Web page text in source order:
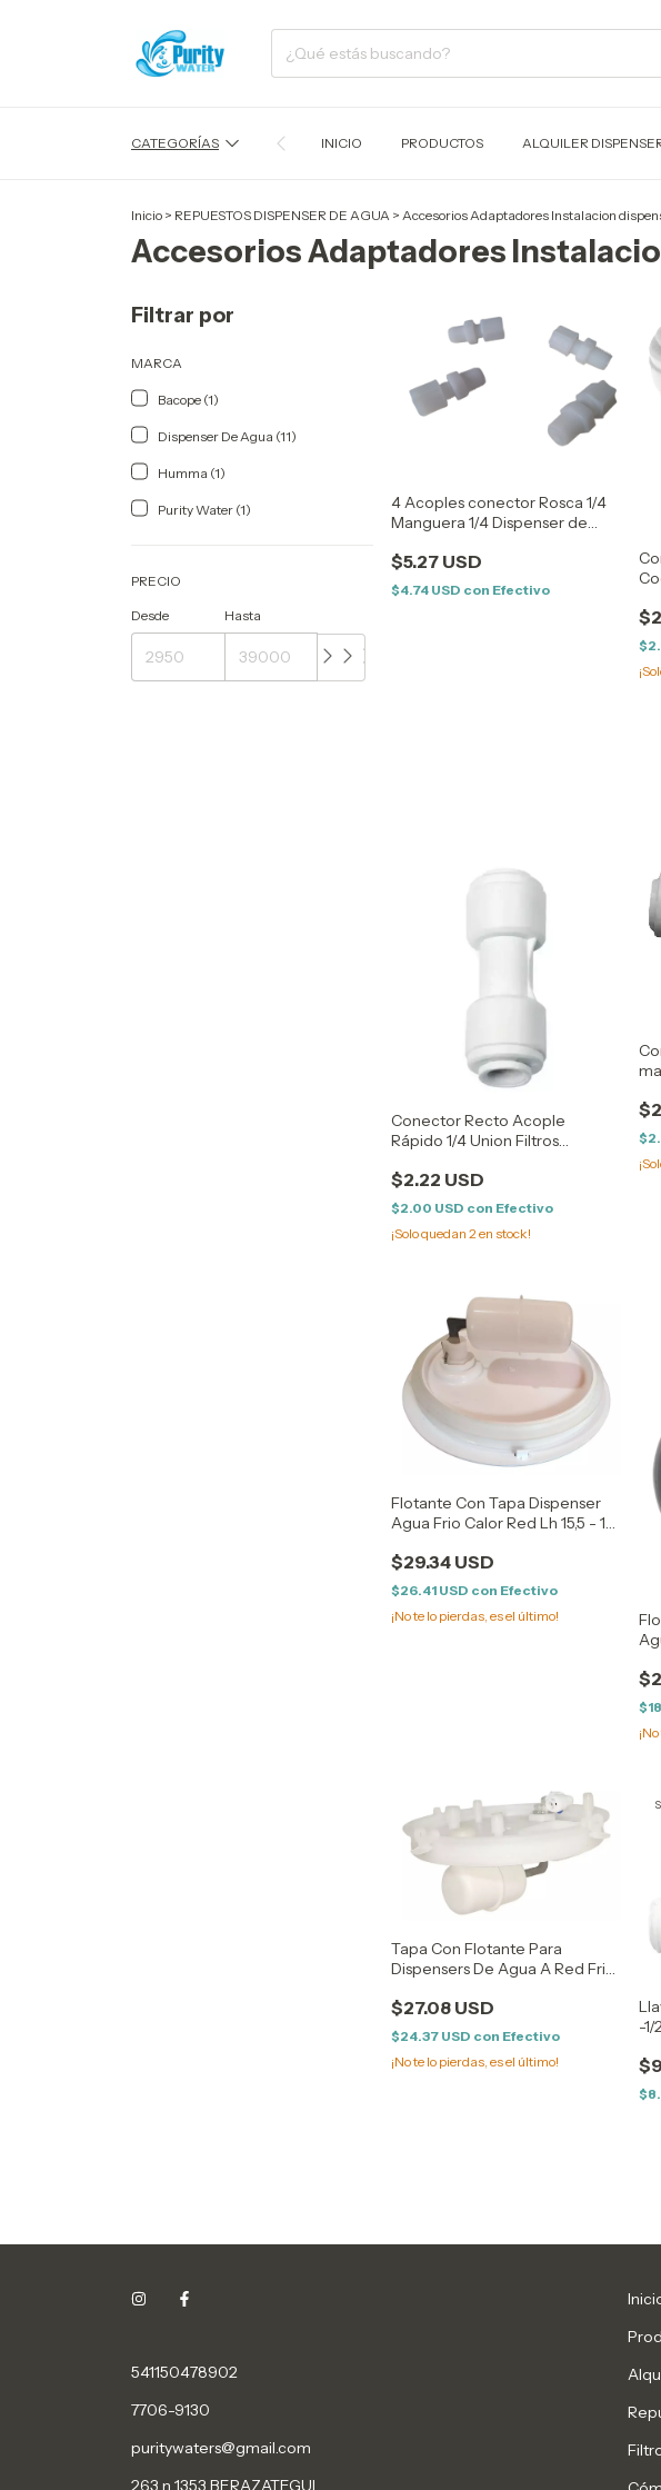
CATEGORÍAS INICIO PRODUCTOS ALQUILER
Inicio > REPUESTOS DISPENSER DE AGUA > Accesorios Adaptadores Instalacion
Accesorios Adaptadores
Filtrar por
MARCA
Bacope (1)
Dispenser De Agua (11)
Humma (1)
Purity Water (1)
PRECIO
Desde Hasta
4 Acoples conector Rosca 1/4
Manguera 1/4 Dispenser de
$5.27 USD
$4.74 USD con Efectivo
Conector Recto Acople
Rápido 1/4 Union Filtros
$2.22 USD
$2.00 USD con Efectivo
¡Solo quedan2 en stock!
Flotante Con Tapa Dispenser
Agua Frio Calor Red Lh 15,5 - 18
$29.34 USD
$26.41 USD con Efectivo
¡No te lo pierdas, es el último!
Tapa Con Flotante Para
Dispensers De Agua A Red Frió
$27.08 USD
$24.37 USD con Efectivo
¡No te lo pierdas, es el último!
-1/
541150478902
7706-9130
puritywaters@gmail.com
263 n 1353 BERAZATEGUI